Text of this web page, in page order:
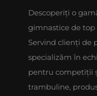
Descoperiți o
gimnastice de top
Servind clienți de
specializăm în
pentru competiții
trambuline,